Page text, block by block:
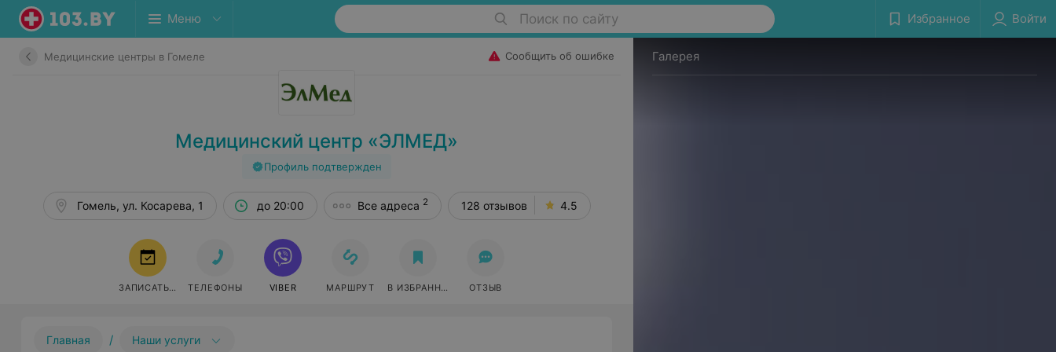
Меню Поиск по сайту Избранное Войти
Медицинские центры в Гомеле Сообщить об ошибке
Медицинский центр «ЭЛМЕД»
Профиль подтвержден
Гомель, ул. Косарева, 1 до 20:00 Все адреса 2 128 отзывов 4.5
ЗАПИСАТЬСЯ ТЕЛЕФОНЫ VIBER МАРШРУТ В ИЗБРАННОЕ ОТЗЫВ
Главная / Наши услуги
Галерея